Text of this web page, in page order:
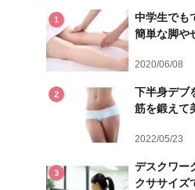
1
中学生でも
簡単な脚や
2020/06/08
2
下半身デブ
筋を鍛えて
2022/05/23
3
デスクワー
クササイズ